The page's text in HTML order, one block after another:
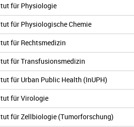
für Physiologie
für Physiologische Chemie
für Rechtsmedizin
für Transfusionsmedizin
für Urban Public Health (InUPH)
für Virologie
für Zellbiologie (Tumorforschung)